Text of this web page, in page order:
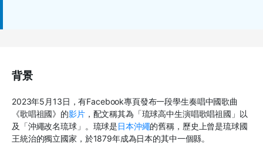
背景
2023年5 月13日，有Facebook專頁發布一段學生奏唱中國歌曲
《歌唱祖國》的影片，配文稱其為「琉球高中生演唱歌唱祖國」以
及「沖繩改名琉球」。琉球是日本沖繩的舊稱，歷史上曾是琉球國
王統治的獨立國家，於1879年成為日本的其中一個縣。